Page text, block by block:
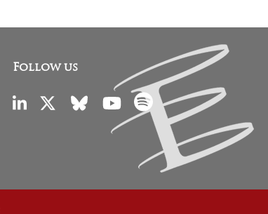
Follow us